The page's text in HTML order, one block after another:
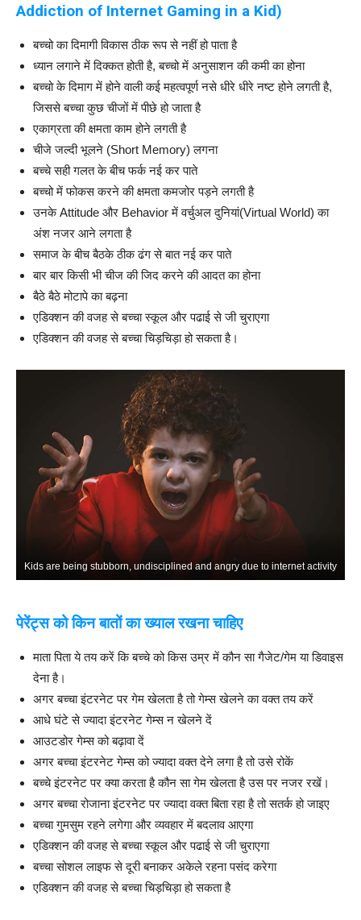
Addiction of Internet Gaming in a Kid)
बच्चो का दिमागी विकास ठीक रूप से नहीं हो पाता है
ध्यान लगाने में दिक्कत होती है, बच्चो में अनुसाशन की कमी का होना
बच्चो के दिमाग में होने वाली कई महत्वपूर्ण नसे धीरे धीरे नष्ट होने लगती है,
जिससे बच्चा कुछ चीजों में पीछे हो जाता है
एकाग्रता की क्षमता काम होने लगती है
चीजे जल्दी भूलने (Short Memory) लगना
बच्चे सही गलत के बीच फर्क नई कर पाते
बच्चो में फोकस करने की क्षमता कमजोर पड़ने लगती है
उनके Attitude और Behavior में वर्चुअल दुनियां(Virtual World) का
अंश नजर आने लगता है
समाज के बीच बैठके ठीक ढंग से बात नई कर पाते
बार बार किसी भी चीज की जिद करने की आदत का होना
बैठे बैठे मोटापे का बढ़ना
एडिक्शन की वजह से बच्चा स्कूल और पढाई से जी चुराएगा
एडिक्शन की वजह से बच्चा चिड़चिड़ा हो सकता है।
Kids are being stubborn, undisciplined and angry due to internet activity
पेरेंट्स को किन बातों का ख्याल रखना चाहिए
माता पिता ये तय करें कि बच्चे को किस उम्र में कौन सा गैजेट/गेम या डिवाइस
देना है।
अगर बच्चा इंटरनेट पर गेम खेलता है तो गेम्स खेलने का वक्त तय करें
आधे घंटे से ज्यादा इंटरनेट गेम्स न खेलने दें
आउटडोर गेम्स को बढ़ावा दें
अगर बच्चा इंटरनेट गेम्स को ज्यादा वक्त देने लगा है तो उसे रोकें
बच्चे इंटरनेट पर क्या करता है कौन सा गेम खेलता है उस पर नजर रखें।
अगर बच्चा रोजाना इंटरनेट पर ज्यादा वक्त बिता रहा है तो सतर्क हो जाइए
बच्चा गुमसुम रहने लगेगा और व्यवहार में बदलाव आएगा
एडिक्शन की वजह से बच्चा स्कूल और पढाई से जी चुराएगा
बच्चा सोशल लाइफ से दूरी बनाकर अकेले रहना पसंद करेगा
एडिक्शन की वजह से बच्चा चिड़चिड़ा हो सकता है